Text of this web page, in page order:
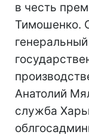
в честь
Тимошенко.
Анатолий
служба